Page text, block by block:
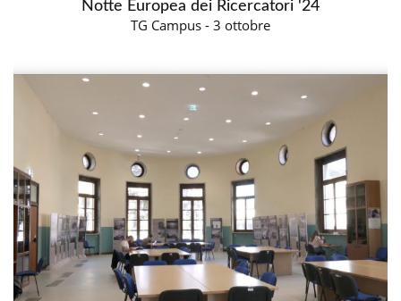
Notte Europea dei Ricercatori '24
TG Campus - 3 ottobre